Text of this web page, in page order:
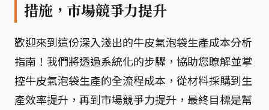
措施，市場競爭力提升
歡迎來到這份深入淺出的牛皮氣泡袋生產成本分析
指南！我們將透過系統化的步驟，協助您瞭解並掌
控牛皮氣泡袋生產的全流程成本，從材料採購到生
產效率提升，再到市場競爭力提升，最終目標是幫